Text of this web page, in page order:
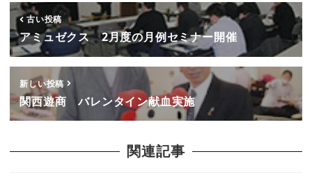
古い投稿
アミュゼクス 2月度の月例セミナー開催
新しい投稿
関西遊商 バレンタイン献血実施
関連記事